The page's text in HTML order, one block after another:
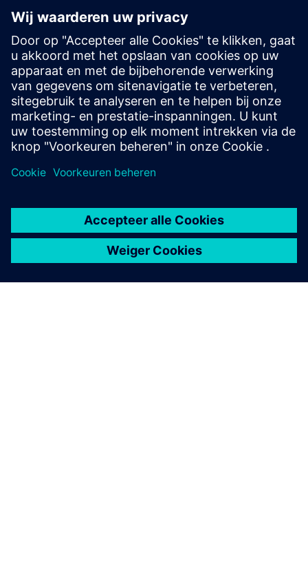
en Calibre-technologieën in deze onafhankelijke virtuele
laboratoria die in de cloud worden gehost.
Proefversies bekijken